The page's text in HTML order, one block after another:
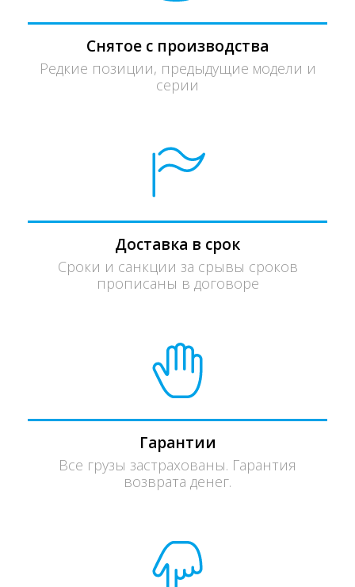
Снятое с производства
Редкие позиции, предыдущие модели и
серии
Доставка в срок
Сроки и санкции за срывы сроков
прописаны в договоре
Гарантии
Все грузы застрахованы. Гарантия
возврата денег.